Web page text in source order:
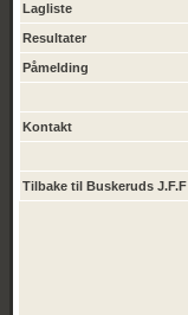
Lagliste
Resultater
Påmelding
Kontakt
Tilbake til Buskeruds J.F.F